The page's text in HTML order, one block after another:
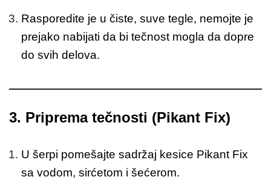
Rasporedite je u čiste, suve tegle, nemojte je
prejako nabijati da bi tečnost mogla da dopre
do svih delova.
3. Priprema tečnosti (Pikant Fix)
U šerpi pomešajte sadržaj kesice Pikant Fix
sa vodom, sirćetom i šećerom.